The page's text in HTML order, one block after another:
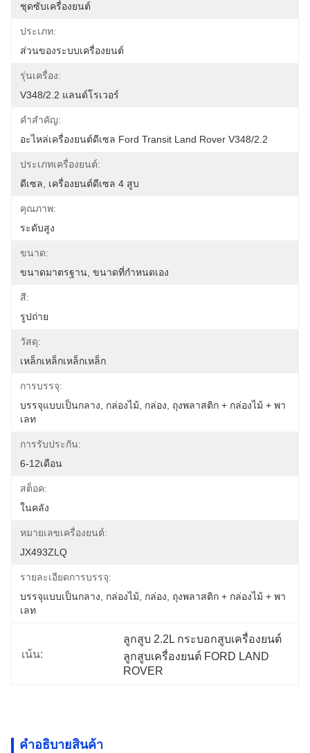
ชุดซับเครื่องยนต์
ประเภท:
ส่วนของระบบเครื่องยนต์
รุ่นเครื่อง:
V348/2.2 แลนด์โรเวอร์
คำสำคัญ:
อะไหล่เครื่องยนต์ดีเซล Ford Transit Land Rover V348/2.2
ประเภทเครื่องยนต์:
ดีเซล, เครื่องยนต์ดีเซล 4 สูบ
คุณภาพ:
ระดับสูง
ขนาด:
ขนาดมาตรฐาน, ขนาดที่กำหนดเอง
สี:
รูปถ่าย
วัสดุ:
เหล็กเหล็กเหล็กเหล็ก
การบรรจุ:
บรรจุแบบเป็นกลาง, กล่องไม้, กล่อง, ถุงพลาสติก + กล่องไม้ + พา
เลท
การรับประกัน:
6-12เดือน
สต็อค:
ในคลัง
หมายเลขเครื่องยนต์:
JX493ZLQ
รายละเอียดการบรรจุ:
บรรจุแบบเป็นกลาง, กล่องไม้, กล่อง, ถุงพลาสติก + กล่องไม้ + พา
เลท
เน้น:
ลูกสูบ 2.2L กระบอกสูบเครื่องยนต์
ลูกสูบเครื่องยนต์ FORD LAND
ROVER
คําอธิบายสินค้า